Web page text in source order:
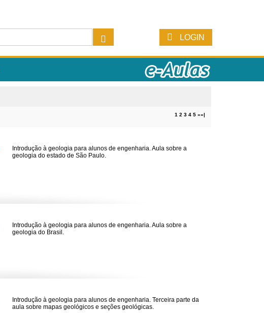
LOGIN
1 2 3 4 5 »»|
Introdução à geologia para alunos de engenharia. Aula sobre a
geologia do estado de São Paulo.
Introdução à geologia para alunos de engenharia. Aula sobre a
geologia do Brasil.
Introdução à geologia para alunos de engenharia. Terceira parte da
aula sobre mapas geológicos e seções geológicas.